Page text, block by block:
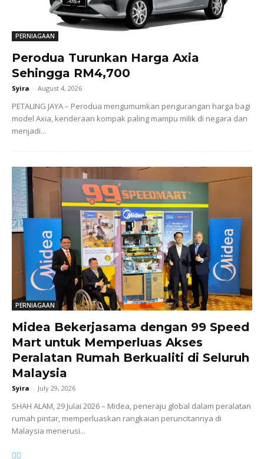
PERNIAGAAN
Perodua Turunkan Harga Axia
Sehingga RM4,700
Syira - August 4, 2026
PETALING JAYA – Perodua mengumumkan pengurangan harga bagi
model Axia, kenderaan kompak paling mampu milik di negara dan
menjadi...
PERNIAGAAN
Midea Bekerjasama dengan 99 Speed
Mart untuk Memperluas Akses
Peralatan Rumah Berkualiti di Seluruh
Malaysia
Syira - July 29, 2026
SHAH ALAM, 29 Julai 2026 – Midea, peneraju global dalam peralatan
rumah pintar, memperluaskan rangkaian peruncitannya di
Malaysia menerusi...